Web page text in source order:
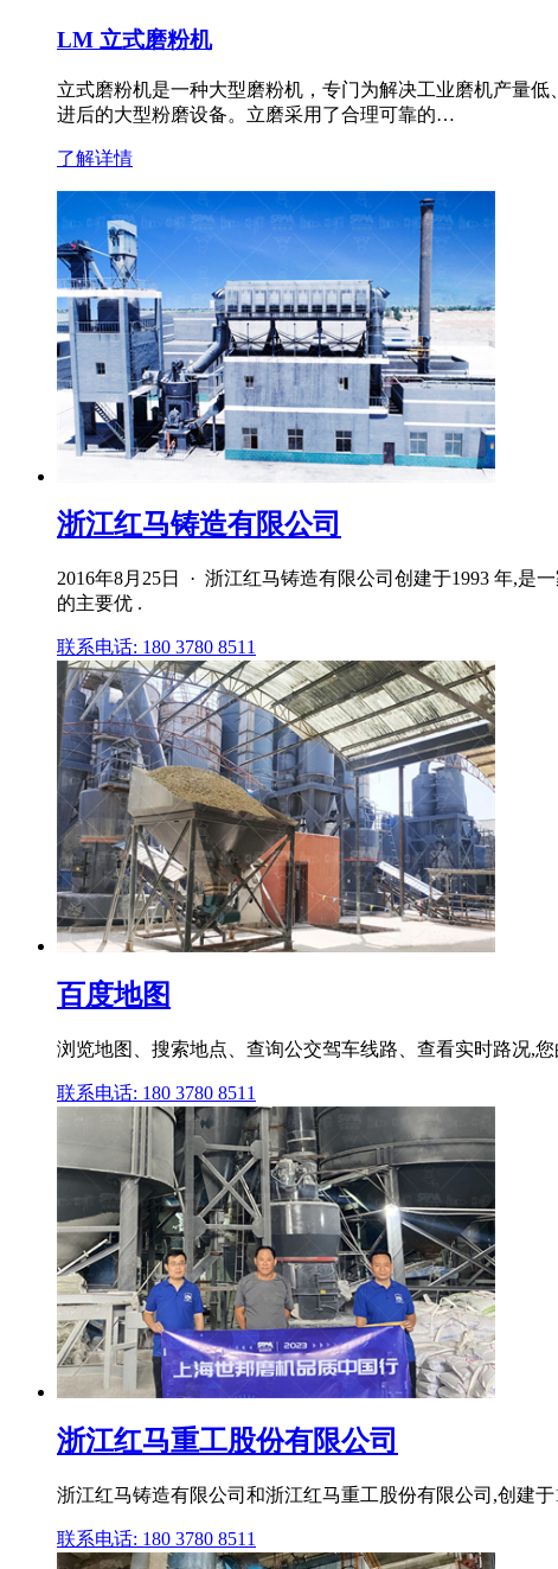
LM 立式磨粉机
立式磨粉机是一种大型磨粉机，专门为解决工业磨机产量
进后的大型粉磨设备。立磨采用了合理可靠的…
了解详情
浙江红马铸造有限公司
2016年8月25日 · 浙江红马铸造有限公司创建于1993 年,是
的主要优 .
联系电话: 180 3780 8511
百度地图
浏览地图、搜索地点、查询公交驾车线路、查看实时路况,
联系电话: 180 3780 8511
浙江红马重工股份有限公司
浙江红马铸造有限公司和浙江红马重工股份有限公司,创建
联系电话: 180 3780 8511